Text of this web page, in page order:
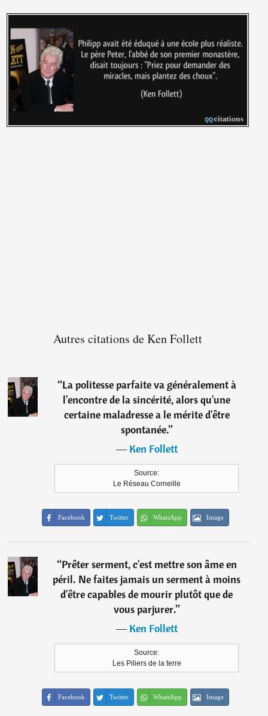
Autres citations de Ken Follett
“La politesse parfaite va généralement à
l'encontre de la sincérité, alors qu'une
certaine maladresse a le mérite d'être
spontanée.”
―Ken Follett
Source:
Le Réseau Corneille
Facebook Twitter WhatsApp Image
“Prêter serment, c'est mettre son âme en
péril. Ne faites jamais un serment à moins
d'être capables de mourir plutôt que de
vous parjurer.”
―Ken Follett
Source:
Les Piliers de la terre
Facebook Twitter WhatsApp Image